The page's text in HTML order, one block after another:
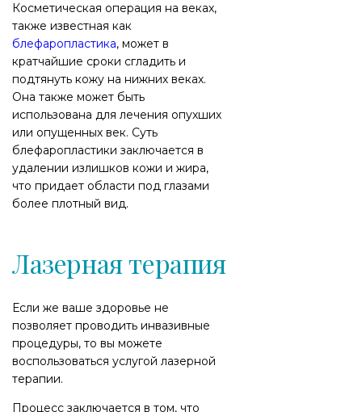
Косметическая операция на веках,
также известная как
блефаропластика, может в
кратчайшие сроки сгладить и
подтянуть кожу на нижних веках.
Она также может быть
использована для лечения опухших
или опущенных век. Суть
блефаропластики заключается в
удалении излишков кожи и жира,
что придает области под глазами
более плотный вид.
Лазерная терапия
Если же ваше здоровье не
позволяет проводить инвазивные
процедуры, то вы можете
воспользоваться услугой лазерной
терапии.
Процесс заключается в том, что